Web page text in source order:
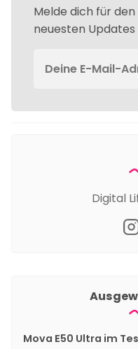
Melde dich für
neuesten
Digital
Mova E50 Ultra im